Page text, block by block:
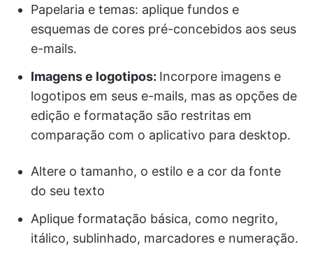
Papelaria e temas: aplique fundos e
esquemas de cores pré-concebidos aos seus
e-mails.
Imagens e logotipos: Incorpore imagens e
logotipos em seus e-mails, mas as opções de
edição e formatação são restritas em
comparação com o aplicativo para desktop.
Altere o tamanho, o estilo e a cor da fonte
do seu texto
Aplique formatação básica, como negrito,
itálico, sublinhado, marcadores e numeração.